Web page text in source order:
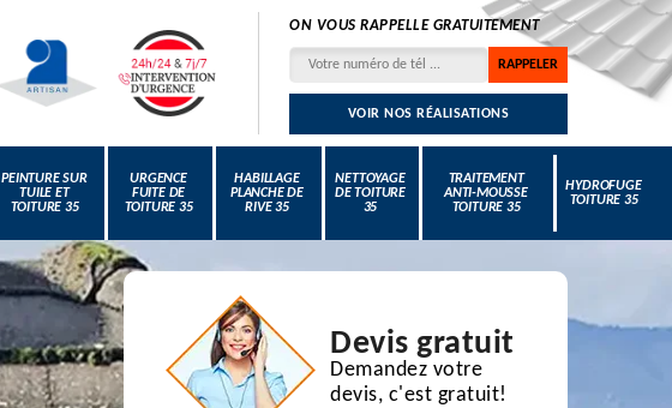
ON VOUS RAPPELLE GRATUITEMENT
VOIR NOS RÉALISATIONS
PEINTURE SUR
TUILE ET
TOITURE 35
URGENCE
FUITE DE
TOITURE 35
HABILLAGE
PLANCHE DE
RIVE 35
NETTOYAGE
DE TOITURE
35
TRAITEMENT
ANTI-MOUSSE
TOITURE 35
HYDROFUGE
TOITURE 35
Devis gratuit
Demandez votre
devis, c'est gratuit!